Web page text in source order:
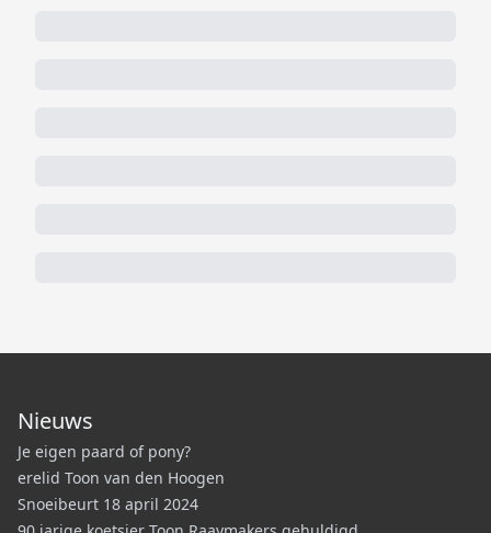
Nieuws
Je eigen paard of pony?
erelid Toon van den Hoogen
Snoeibeurt 18 april 2024